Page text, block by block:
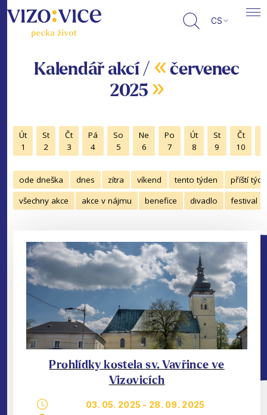
CS
Kalendář akcí / « červenec
2025 »
Út
1
St
2
Čt
3
Pá
4
So
5
Ne
6
Po
7
Út
8
St
9
Čt
10
ode dneška dnes zítra víkend tento týden
příští
všechny akce
akce v nájmu benefice divadlo festival
Prohlídky kostela sv. Vavřince ve
Vizovicích
03. 05. 2025 - 28. 09. 2025